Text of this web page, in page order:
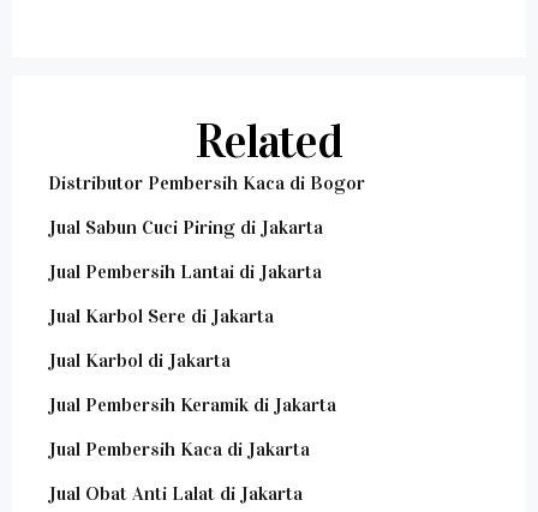
Related
Distributor Pembersih Kaca di Bogor
Jual Sabun Cuci Piring di Jakarta
Jual Pembersih Lantai di Jakarta
Jual Karbol Sere di Jakarta
Jual Karbol di Jakarta
Jual Pembersih Keramik di Jakarta
Jual Pembersih Kaca di Jakarta
Jual Obat Anti Lalat di Jakarta